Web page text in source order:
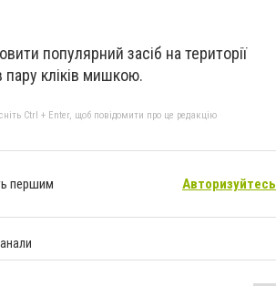
популярний засіб на території
пару кліків мишкою.
Ctrl + Enter, щоб повідомити про це редакцію
першим Авторизуйтесь